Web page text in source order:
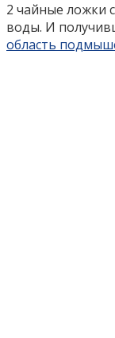
2 чайные ложки
воды. И
область